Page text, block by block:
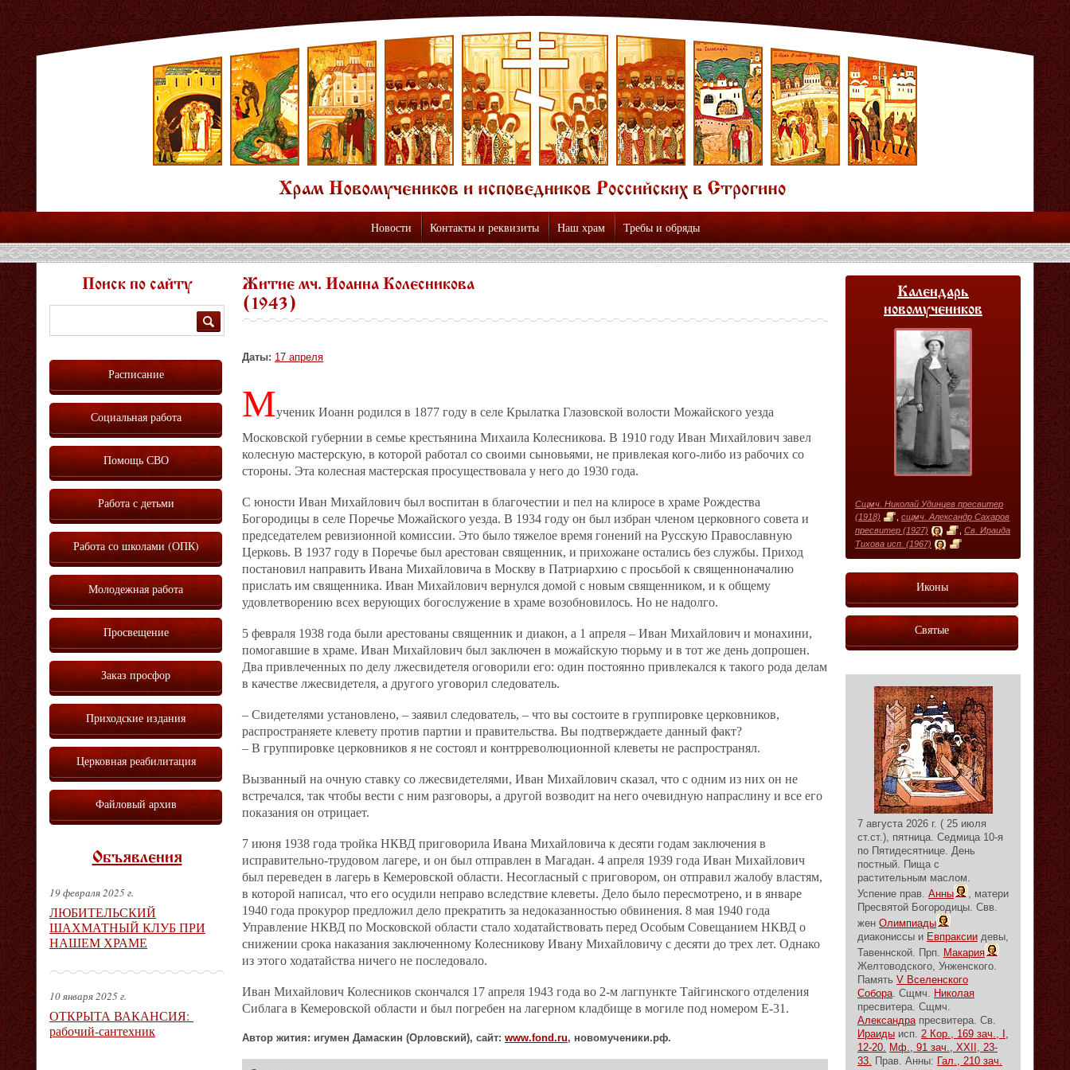
Новости Контакты и реквизиты Наш храм Требы и обряды
Житие мч. Иоанна Колесникова
(1943)
Даты: 17 апреля
Мученик Иоанн родился в 1877 году в селе Крылатка Глазовской волости Можайского уезда
Московской губернии в семье крестьянина Михаила Колесникова. В 1910 году Иван Михайлович завел
колесную мастерскую, в которой работал со своими сыновьями, не привлекая кого‐либо из рабочих со
стороны. Эта колесная мастерская просуществовала у него до 1930 года.
С юности Иван Михайлович был воспитан в благочестии и пел на клиросе в храме Рождества
Богородицы в селе Поречье Можайского уезда. В 1934 году он был избран членом церковного совета и
председателем ревизионной комиссии. Это было тяжелое время гонений на Русскую Православную
Церковь. В 1937 году в Поречье был арестован священник, и прихожане остались без службы. Приход
постановил направить Ивана Михайловича в Москву в Патриархию с просьбой к священноначалию
прислать им священника. Иван Михайлович вернулся домой с новым священником, и к общему
удовлетворению всех верующих богослужение в храме возобновилось. Но не надолго.
5 февраля 1938 года были арестованы священник и диакон, а 1 апреля – Иван Михайлович и монахини,
помогавшие в храме. Иван Михайлович был заключен в можайскую тюрьму и в тот же день допрошен.
Два привлеченных по делу лжесвидетеля оговорили его: один постоянно привлекался к такого рода делам
в качестве лжесвидетеля, а другого уговорил следователь.
– Свидетелями установлено, – заявил следователь, – что вы состоите в группировке церковников,
распространяете клевету против партии и правительства. Вы подтверждаете данный факт?
– В группировке церковников я не состоял и контрреволюционной клеветы не распространял.
Вызванный на очную ставку со лжесвидетелями, Иван Михайлович сказал, что с одним из них он не
встречался, так чтобы вести с ним разговоры, а другой возводит на него очевидную напраслину и все его
показания он отрицает.
7 июня 1938 года тройка НКВД приговорила Ивана Михайловича к десяти годам заключения в
исправительно‐трудовом лагере, и он был отправлен в Магадан. 4 апреля 1939 года Иван Михайлович
был переведен в лагерь в Кемеровской области. Несогласный с приговором, он отправил жалобу властям,
в которой написал, что его осудили неправо вследствие клеветы. Дело было пересмотрено, и в январе
1940 года прокурор предложил дело прекратить за недоказанностью обвинения. 8 мая 1940 года
Управление НКВД по Московской области стало ходатайствовать перед Особым Совещанием НКВД о
снижении срока наказания заключенному Колесникову Ивану Михайловичу с десяти до трех лет. Однако
из этого ходатайства ничего не последовало.
Иван Михайлович Колесников скончался 17 апреля 1943 года во 2‐м лагпункте Тайгинского отделения
Сиблага в Кемеровской области и был погребен на лагерном кладбище в могиле под номером Е‐31.
Автор жития: игумен Дамаскин (Орловский), сайт: www.fond.ru, новомученики.рф.
Поиск по сайту
Расписание
Социальная работа
Помощь СВО
Работа с детьми
Работа со школами (ОПК)
Молодежная работа
Просвещение
Заказ просфор
Приходские издания
Церковная реабилитация
Файловый архив
Объявления
19 февраля 2025 г.
ЛЮБИТЕЛЬСКИЙ
ШАХМАТНЫЙ КЛУБ ПРИ
НАШЕМ ХРАМЕ
10 января 2025 г.
ОТКРЫТА ВАКАНСИЯ:
рабочий-сантехник
Календарь
новомучеников
Сщмч. Николай Удинцев пресвитер
(1918)
сщмч. Александр Сахаров
пресвитер (1927)
Св. Ираида
Тихова исп. (1967)
Иконы
Святые
7 августа 2026 г. ( 25 июля
ст.ст.), пятница. Седмица 10-я
по Пятидесятнице. День
постный. Пища с
растительным маслом.
Успение прав. Анны
, матери
Пресвятой Богородицы. Свв.
жен Олимпиады
диакониссы и Евпраксии девы,
Тавеннской. Прп. Макария
Желтоводского, Унженского.
Память V Вселенского
Собора. Сщмч. Николая
пресвитера. Сщмч.
Александрапресвитера. Св.
Ираиды исп. 2 Кор., 169 зач., I,
12-20. Мф., 91 зач., XXII, 23-
33. Прав. Анны: Гал., 210 зач.